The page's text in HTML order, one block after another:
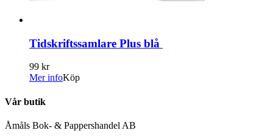
Tidskriftssamlare Plus blå
99 kr
Mer infoKöp
Vår butik
Åmåls Bok- & Pappershandel AB